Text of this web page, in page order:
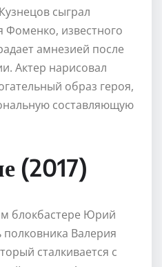
сыграл
Фоменко, известного
амнезией после
Актер нарисовал
образ героя,
составляющую
(2017)
блокбастере Юрий
Валерия
сталкивается с